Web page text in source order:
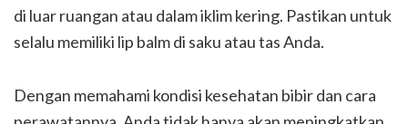
di luar ruangan atau dalam iklim kering. Pastikan untuk
selalu memiliki lip balm di saku atau tas Anda.
Dengan memahami kondisi kesehatan bibir dan cara